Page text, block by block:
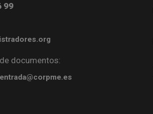
99
documentos: